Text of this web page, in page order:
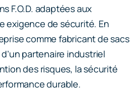
F.O.D. adaptées aux
exigence de sécurité. En
comme fabricant de sacs
partenaire industriel
des risques, la sécurité
durable.